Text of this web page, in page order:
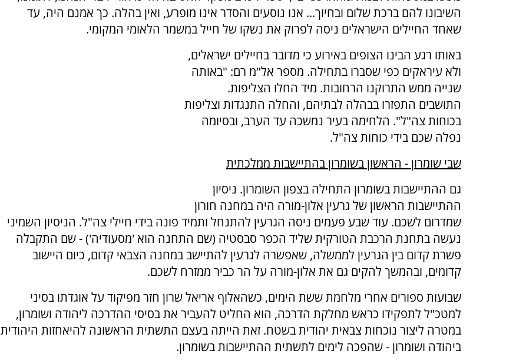
השיבונו להם ברכת שלום ובחיוך... אנו נוסעים והסדר אינו מופרע, ואין בהלה. כך אמנם היה, עד
שאחד החיילים הישראלים ניסה לפרוק את נשקו של חייל במשמר הלאומי המקומי.
באותו רגע הבינו הצופים באירוע כי מדובר בחיילים ישראלים,
ולא עיראקים כפי שסברו בתחילה. מספר אל"מ רם: "באותה
שנייה ממש התרוקנו הרחובות. מיד החלו הצליפות.
התושבים התפזרו בבהלה לבתיהם, והחלה התנגדות וצליפות
בכוחות צה"ל". הלחימה בעיר נמשכה עד הערב, ובסיומה
נפלה שכם בידי כוחות צה"ל.
שבי שומרון - הראשון בשומרון בהתיישבות ממלכתית
גם ההתיישבות בשומרון התחילה בצפון השומרון. ניסיון
ההתיישבות הראשון של גרעין אלון-מורה היה במחנה חורון
שמדרום לשכם. עוד שבע פעמים ניסה הגרעין להתנחל ותמיד פונה בידי חיילי צה"ל. הניסיון השמיני
נעשה בתחנת הרכבת הטורקית שליד הכפר סבסטיה (שם התחנה הוא 'מסעודיה') - שם התקבלה
פשרת קדום בין הגרעין לממשלה, שאפשרה לגרעין להתיישב במחנה הצבאי קדום, כיום היישוב
קדומים, ובהמשך להקים גם את אלון-מורה על הר כביר ממזרח לשכם.
שבועות ספורים אחרי מלחמת ששת הימים, כשהאלוף אריאל שרון חזר מפיקוד על אוגדתו בסיני
למטכ"ל לתפקידו כראש מחלקת הדרכה, הוא החליט להעביר את בסיסי ההדרכה ליהודה ושומרון,
במטרה ליצור נוכחות צבאית יהודית בשטח. זאת הייתה בעצם התשתית הראשונה להיאחזות היהודית
ביהודה ושומרון - שהפכה לימים לתשתית ההתיישבות בשומרון.